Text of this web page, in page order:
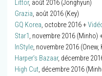
Littor, août 2016 (Jonghyun)
Grazia, août 2016 (Key)
GQ Korea, octobre 2016 +
Star1 , novembre 2016 (Minho)
InStyle, novembre 2016 (Onew,
Harper’s Bazaar, décembre
High Cut, décembre 2016